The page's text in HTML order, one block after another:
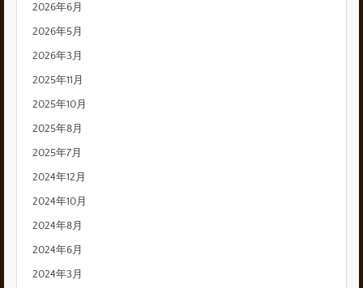
2026年6月
2026年5月
2026年3月
2025年11月
2025年10月
2025年8月
2025年7月
2024年12月
2024年10月
2024年8月
2024年6月
2024年3月